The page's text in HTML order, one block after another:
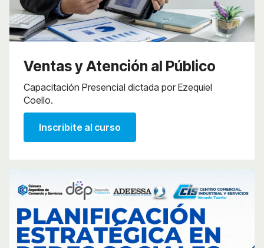
Ventas y Atención al Público
Capacitación Presencial dictada por Ezequiel
Coello.
Inscribite al curso